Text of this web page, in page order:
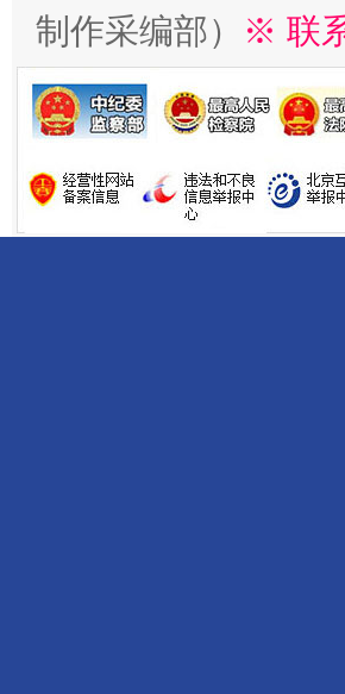
制作采编部）
※ 联